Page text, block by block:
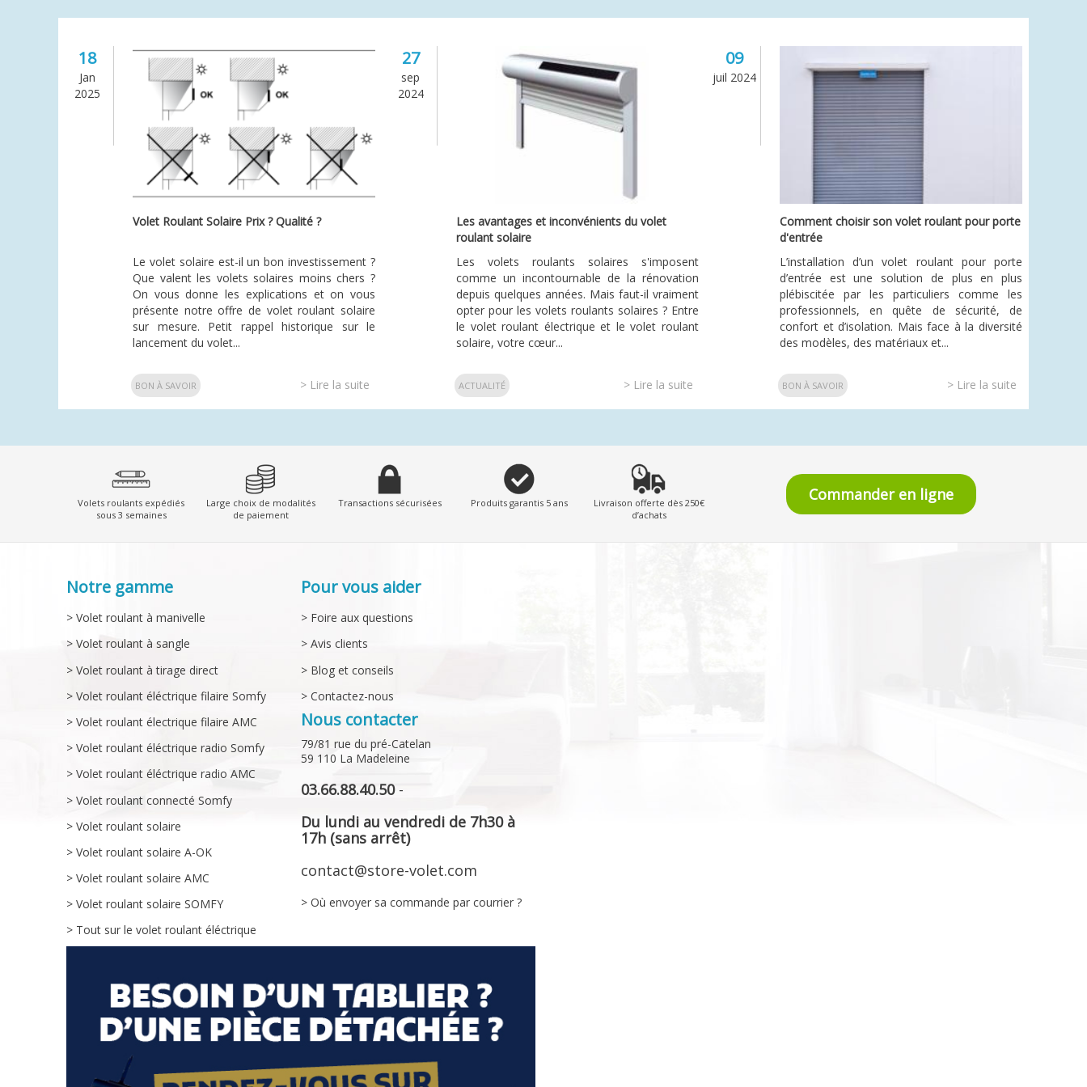
18
Jan
2025
Volet Roulant Solaire Prix ? Qualité ?
Le volet solaire est-il un bon investissement ?
Que valent les volets solaires moins chers ?
On vous donne les explications et on vous
présente notre offre de volet roulant solaire
sur mesure. Petit rappel historique sur le
lancement du volet...
BON À SAVOIR > Lire la suite
27
sep
2024
Les avantages et inconvénients du volet
roulant solaire
Les volets roulants solaires s'imposent
comme un incontournable de la rénovation
depuis quelques années. Mais faut-il vraiment
opter pour les volets roulants solaires ? Entre
le volet roulant électrique et le volet roulant
solaire, votre cœur...
ACTUALITÉ > Lire la suite
09
juil 2024
Comment choisir son volet roulant pour porte
d'entrée
L’installation d’un volet roulant pour porte
d’entrée est une solution de plus en plus
plébiscitée par les particuliers comme les
professionnels, en quête de sécurité, de
confort et d’isolation. Mais face à la diversité
des modèles, des matériaux et...
BON À SAVOIR > Lire la suite
Volets roulants expédiés
sous 3 semaines
Large choix de modalités
de paiement
Transactions sécurisées Produits garantis 5 ans
Livraison offerte dès 250€
d’achats
Commander en ligne
Notre gamme
> Volet roulant à manivelle
> Volet roulant à sangle
> Volet roulant à tirage direct
> Volet roulant éléctrique filaire Somfy
> Volet roulant électrique filaire AMC
> Volet roulant éléctrique radio Somfy
> Volet roulant éléctrique radio AMC
> Volet roulant connecté Somfy
> Volet roulant solaire
> Volet roulant solaire A-OK
> Volet roulant solaire AMC
> Volet roulant solaire SOMFY
> Tout sur le volet roulant éléctrique
Pour vous aider
> Foire aux questions
> Avis clients
> Blog et conseils
> Contactez-nous
Nous contacter
79/81 rue du pré-Catelan
59 110 La Madeleine
03.66.88.40.50-
Du lundi au vendredi de 7h30 à
17h (sans arrêt)
contact@store-volet.com
> Où envoyer sa commande par courrier ?